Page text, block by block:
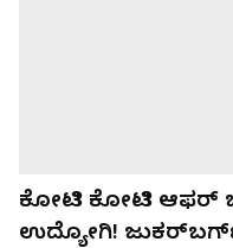
ಕೋಟಿ ಕೋಟಿ ಆಫರ್
ಉದ್ಯೋಗಿ!